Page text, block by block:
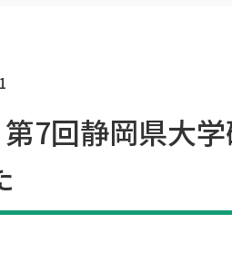
7回静岡県大